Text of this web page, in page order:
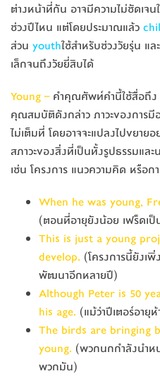
ต่างหน้าที่กัน อาจมีความไม่ชัดเจน
ช่วงปีไหน แต่โดยประมาณแล้ว
ส่วน youthใช้สำหรับช่วงวัยรุ่น และ
เล็กจนถึงวัยยี่สิบได้
Young –คำคุณศัพท์คำนี้ใช้สื่อถึง
คุณสมบัติดังกล่าว ภาวะของการมี
ไม่เต็มที่ โดยอาจจะแปลงไปขยาย
สภาวะของสิ่งที่เป็นทั้งรูปธรรมแล
เช่น โครงการ แนวความคิด หรือก
When he was young,
(ตอนที่อายุยังน้อย เฟร็ดเ
This is just a young
develop. (โครงการนี้ยังเพิ่
พัฒนาอีกหลายปี)
Although Peter is 50
his age. (แม้ว่าปีเตอร์อา
The birds are bringing
young. (พวกนกกำลังนำห
พวกมัน)